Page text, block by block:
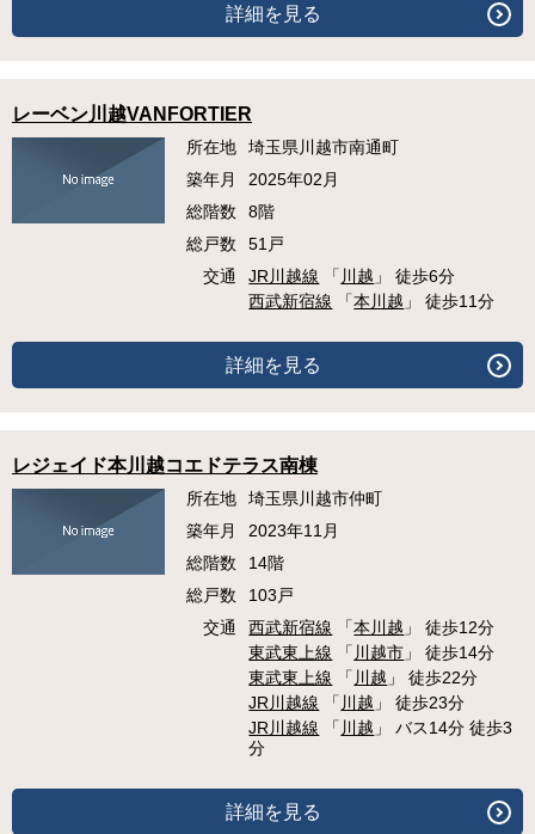
詳細を見る
レーベン川越VANFORTIER
所在地
埼玉県川越市南通町
築年月
2025年02月
総階数
8階
総戸数
51戸
交通
JR川越線 「 川越 」 徒歩6分
西武新宿線 「本川越 」 徒歩11分
詳細を見る
レジェイド本川越コエドテラス南棟
所在地
埼玉県川越市仲町
築年月
2023年11月
総階数
14階
総戸数
103戸
交通
西武新宿線 「本川越 」 徒歩12分
東武東上線 「 川越市 」 徒歩14分
東武東上線 「 川越 」 徒歩22分
JR川越線 「 川越 」 徒歩23分
JR川越線 「 川越 」 バス14分 徒歩3
分
詳細を見る